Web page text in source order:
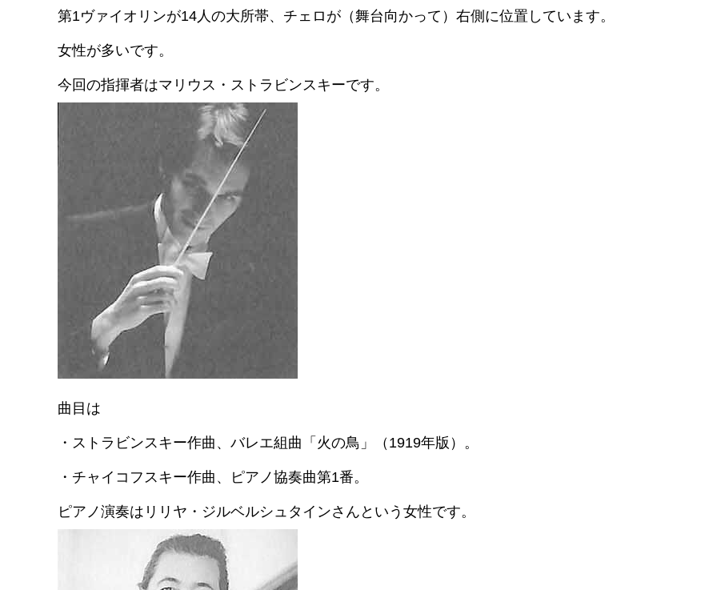
第1ヴァイオリンが14人の大所帯、チェロが（舞台向かって）右側に位置しています。
女性が多いです。
今回の指揮者はマリウス・ストラビンスキーです。
曲目は
・ストラビンスキー作曲、バレエ組曲「火の鳥」（1919年版）。
・チャイコフスキー作曲、ピアノ協奏曲第1番。
ピアノ演奏はリリヤ・ジルベルシュタインさんという女性です。